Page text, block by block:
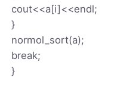
cout<<a[i]<<endl;
}
normol_sort(a);
break;
}